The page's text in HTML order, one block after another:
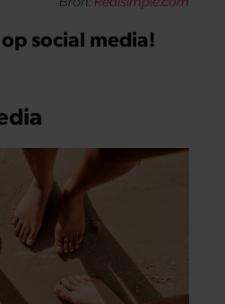
social media!